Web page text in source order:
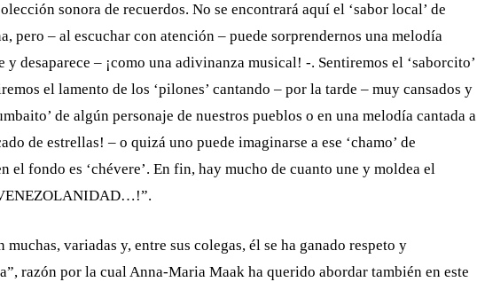
sonora de recuerdos. No se encontrará aquí el ‘sabor local’ de
pero – al escuchar con atención – puede sorprendernos una melodía
desaparece – ¡como una adivinanza musical! -. Sentiremos el ‘saborcito’
el lamento de los ‘pilones’ cantando – por la tarde – muy cansados y
de algún personaje de nuestros pueblos o en una melodía cantada a
de estrellas! – o quizá uno puede imaginarse a ese ‘chamo’ de
el fondo es ‘chévere’. En fin, hay mucho de cuanto une y moldea el
variadas y, entre sus colegas, él se ha ganado respeto y
razón por la cual Anna-Maria Maak ha querido abordar también en este